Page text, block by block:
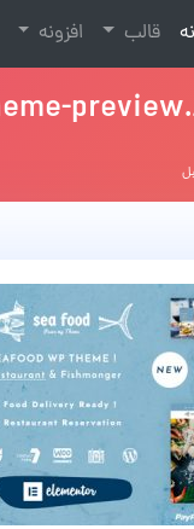
(current) قالب افزونه